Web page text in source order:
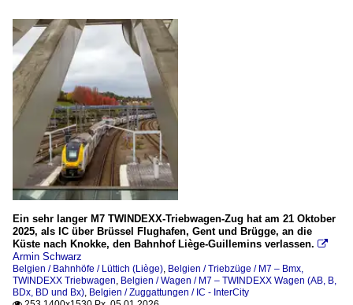
Ein sehr langer M7 TWINDEXX-Triebwagen-Zug hat am 21 Oktober
2025, als IC über Brüssel Flughafen, Gent und Brügge, an die
Küste nach Knokke, den Bahnhof Liège-Guillemins verlassen. 
Armin Schwarz
Belgien / Bahnhöfe / Lüttich (Liège) Belgien / Triebzüge / M7 – Bmx,
TWINDEXX Triebwagen Belgien / Wagen / M7 – TWINDEXX Wagen (AB, B,
BDx, BD und Bx) Belgien / Zuggattungen / IC - InterCity